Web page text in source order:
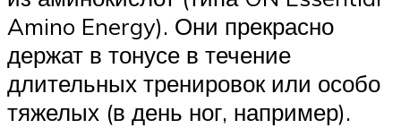
Amino Energy). Они прекрасно
держат в тонусе в течение
длительных тренировок или особо
тяжелых (в день ног, например).